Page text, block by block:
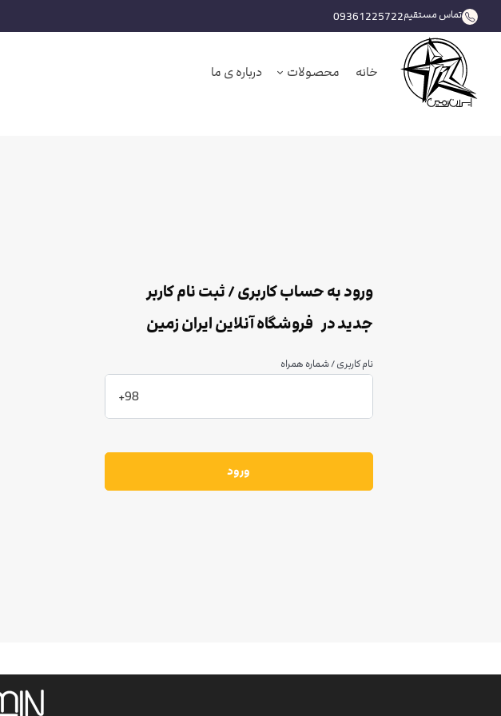
تماس مستقیم09361225722
خانه محصولات درباره ی ما
ورود به حساب کاربری / ثبت نام کاربر
جدید در فروشگاه آنلاین ایران زمین
نام کاربری / شماره همراه
ورود